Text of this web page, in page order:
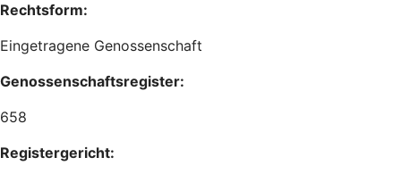
Rechtsform:
Eingetragene Genossenschaft
Genossenschaftsregister:
658
Registergericht: